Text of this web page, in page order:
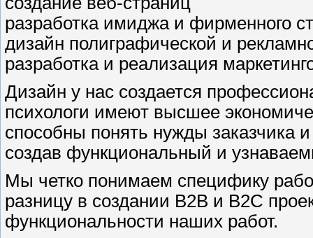
разработка имиджа и фирменного
дизайн полиграфической и
разработка и реализация
Дизайн у нас создается
психологи имеют высшее
способны понять нужды заказчика и
создав функциональный и
Мы четко понимаем специфику
разницу в создании B2B и B2C
функциональности наших работ.